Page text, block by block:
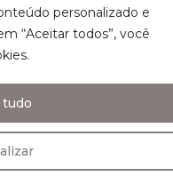
personalizado e
“Aceitar todos”, você